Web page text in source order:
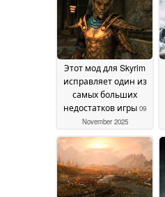
December 2025
Этот мод для Skyrim
исправляет один из
самых больших
недостатков игры 09
November 2025